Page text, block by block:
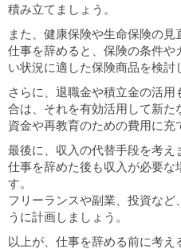
積み立てましょう。
また、健康保険や生命保険の見
仕事を辞めると、保険の条件
い状況に適した保険商品を検
さらに、退職金や積立金の活
合は、それを有効活用して新
資金や再教育のための費用に充
最後に、収入の代替手段を考え
仕事を辞めた後も収入が必要
す。
フリーランスや副業、投資な
うに計画しましょう。
以上が、仕事を辞める前に考